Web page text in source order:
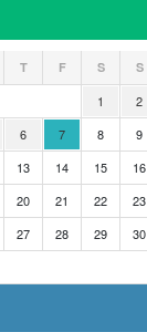
T F S S
1
2
6 7 8
9
13 14 15
16
20 21 22
23
27 28 29
30